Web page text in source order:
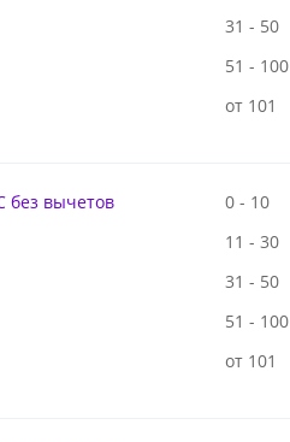
31 - 50
51 - 100
от 101
без вычетов
0 - 10
11 - 30
31 - 50
51 - 100
от 101